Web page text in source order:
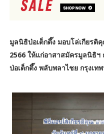
มูลนิธิป่อเต็กตึ๊ง มอบโล่เกียรติ
2566 ให้แก่อาสาสมัครมูลนิธิ
ป่อเต็กตึ๊ง พลับพลาไชย กรุงเท